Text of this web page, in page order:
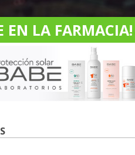
EN LA FARMACIA!